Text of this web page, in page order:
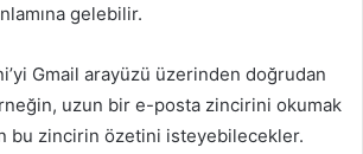
gelebilir.
Gmail arayüzü üzerinden doğrudan
uzun bir e-posta zincirini okumak
bu zincirin özetini isteyebilecekler.